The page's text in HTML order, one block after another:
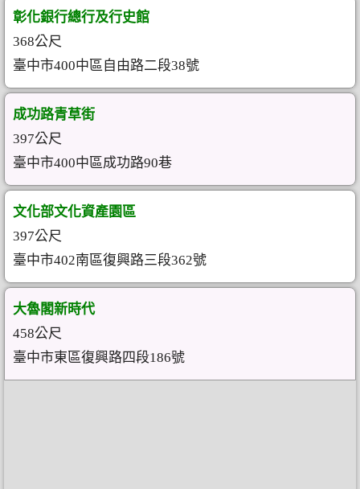
彰化銀行總行及行史館
368公尺
臺中市400中區自由路二段38號
成功路青草街
397公尺
臺中市400中區成功路90巷
文化部文化資產園區
397公尺
臺中市402南區復興路三段362號
大魯閣新時代
458公尺
臺中市東區復興路四段186號